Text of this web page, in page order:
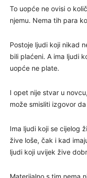
To uopće ne ovisi o
njemu. Nema tih para
Postoje ljudi koji nikad
bili plaćeni. A ima ljudi
uopće ne plate.
I opet nije stvar u
može smisliti izgovor
Ima ljudi koji se cijelog
žive loše, čak i kad
ljudi koji uvijek žive